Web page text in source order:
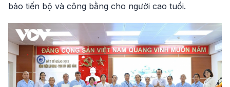
bảo tiến bộ và công bằng cho người cao tuổi.